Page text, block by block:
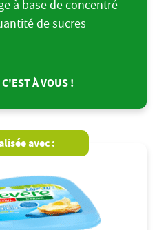
à base de concentré
de sucres
À VOUS !
avec :